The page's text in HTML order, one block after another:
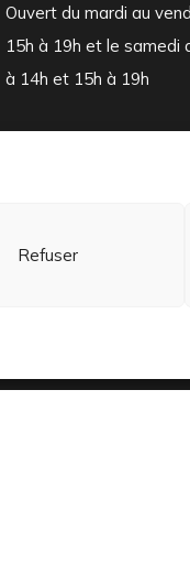
Refuser
Ouvert du mardi au
15h à 19h et le samedi
à 14h et 15h à 19h